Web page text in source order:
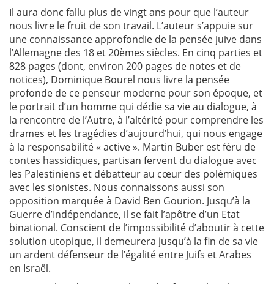
Il aura donc fallu plus de vingt ans pour que l’auteur
nous livre le fruit de son travail. L’auteur s’appuie sur
une connaissance approfondie de la pensée juive dans
l’Allemagne des 18 et 20èmes siècles. En cinq parties et
828 pages (dont, environ 200 pages de notes et de
notices), Dominique Bourel nous livre la pensée
profonde de ce penseur moderne pour son époque, et
le portrait d’un homme qui dédie sa vie au dialogue, à
la rencontre de l’Autre, à l’altérité pour comprendre les
drames et les tragédies d’aujourd’hui, qui nous engage
à la responsabilité « active ». Martin Buber est féru de
contes hassidiques, partisan fervent du dialogue avec
les Palestiniens et débatteur au cœur des polémiques
avec les sionistes. Nous connaissons aussi son
opposition marquée à David Ben Gourion. Jusqu’à la
Guerre d’Indépendance, il se fait l’apôtre d’un Etat
binational. Conscient de l’impossibilité d’aboutir à cette
solution utopique, il demeurera jusqu’à la fin de sa vie
un ardent défenseur de l’égalité entre Juifs et Arabes
en Israël.